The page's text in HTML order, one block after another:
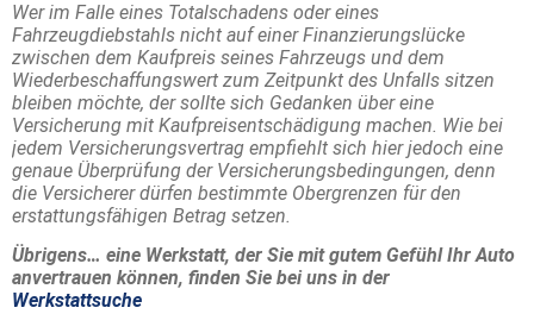
Wer im Falle eines Totalschadens oder eines
Fahrzeugdiebstahls nicht auf einer Finanzierungslücke
zwischen dem Kaufpreis seines Fahrzeugs und dem
Wiederbeschaffungswert zum Zeitpunkt des Unfalls sitzen
bleiben möchte, der sollte sich Gedanken über eine
Versicherung mit Kaufpreisentschädigung machen. Wie bei
jedem Versicherungsvertrag empfiehlt sich hier jedoch eine
genaue Überprüfung der Versicherungsbedingungen, denn
die Versicherer dürfen bestimmte Obergrenzen für den
erstattungsfähigen Betrag setzen.
Übrigens… eine Werkstatt, der Sie mit gutem Gefühl Ihr Auto
anvertrauen können, finden Sie bei uns in der
Werkstattsuche